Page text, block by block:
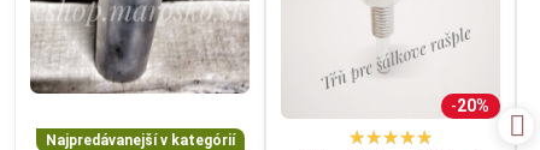
Najpredávanejší v kategórií
20%